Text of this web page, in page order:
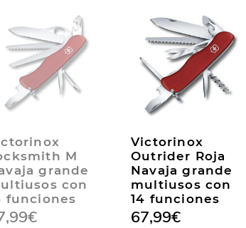
M
grande
con
funciones
€
Victorinox
Outrider Roja
Navaja grande
multiusos con
14 funciones
67,99€